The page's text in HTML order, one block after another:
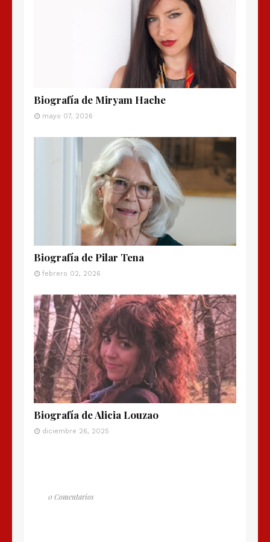
Biografía de Miryam Hache
mayo 07, 2026
Biografía de Pilar Tena
febrero 02, 2026
Biografía de Alicia Louzao
diciembre 26, 2025
0 Comentarios